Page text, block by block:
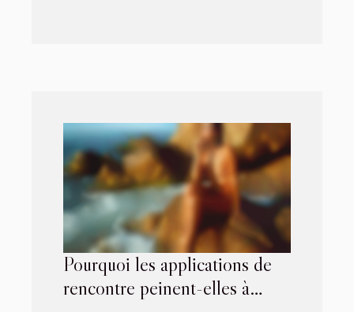
Pourquoi les applications de
rencontre peinent-elles à